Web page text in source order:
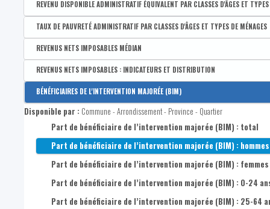
REVENU DISPONIBLE ADMINISTRATIF ÉQUIVALENT PAR CLASSES D'ÂGES ET
Disponible par :Commune - Arrondissement - Province - Quartier
Médian du revenu administratif disponible équivalent de la
1er quartile du revenu administratif disponible équivalent de
3e quartile du revenu administratif disponible équivalent de
TAUX DE PAUVRETÉ ADMINISTRATIF PAR CLASSES D'ÂGES ET TYPES DE MÉNAGES
Disponible par : Commune - Arrondissement - Province - Quartier
Taux de pauvreté administratif de la population
REVENUS NETS IMPOSABLES MÉDIAN
Disponible par : Commune - Arrondissement - Province - Quartier
Revenu médian par déclaration
REVENUS NETS IMPOSABLES : INDICATEURS ET DISTRIBUTION
Disponible par : Commune - Arrondissement - Province - Quartier
Coefficient interquartile des revenus nets imposables par
BÉNÉFICIAIRES DE L'INTERVENTION MAJORÉE (BIM)
Disponible par : Commune - Arrondissement - Province - Quartier
Part de bénéficiaire de l’intervention majorée (BIM) : total
Part de bénéficiaire de l’intervention majorée (BIM) : hommes
Part de bénéficiaire de l’intervention majorée (BIM) : femmes
Part de bénéficiaire de l’intervention majorée (BIM) : 0-24
Part de bénéficiaire de l’intervention majorée (BIM) : 25-64